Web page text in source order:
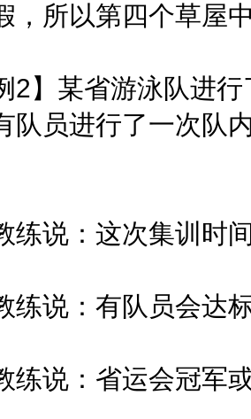
，所以第四个草屋
某省游泳队进行
队员进行了一次队
说：这次集训时间
说：有队员会达
说：省运会冠军或